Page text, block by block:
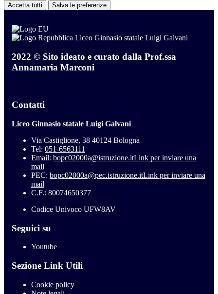
Accetta tutti Salva le preferenze
Liceo Ginnasio statale Luigi Galvani
2022 © Sito ideato e curato dalla Prof.ssa
Annamaria Marconi
Contatti
Liceo Ginnasio statale Luigi Galvani
Via Castiglione, 38 40124 Bologna
Tel: 051-6563111
Email: bopc02000a@istruzione.itLink per inviare una
mail
PEC: bopc02000a@pec.istruzione.itLink per inviare una
mail
C.F.: 80074650377
Codice Univoco UFW8AV
Seguici su
Youtube
Sezione Link Utili
Cookie policy